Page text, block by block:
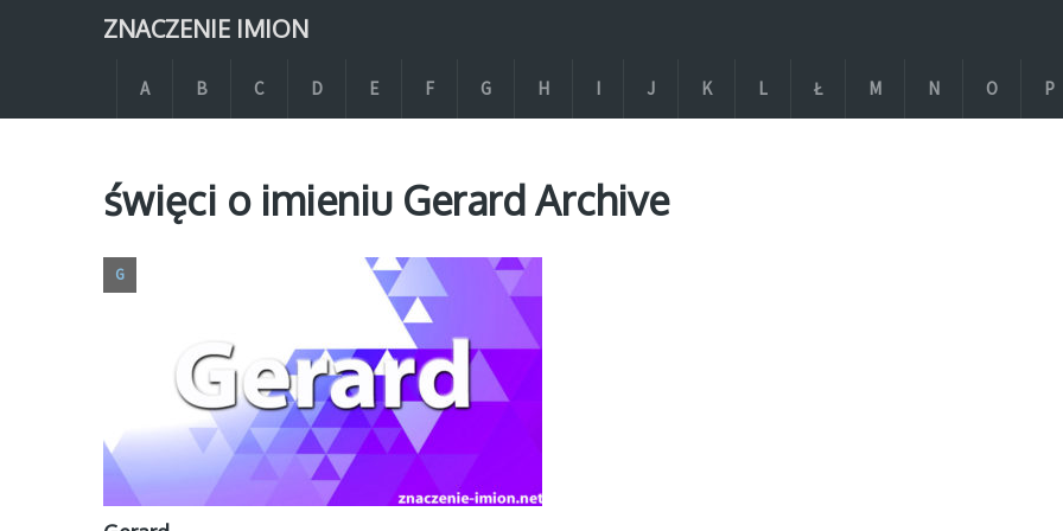
ZNACZENIE IMION
A B C D E F G H I J K L Ł M N O P
święci o imieniu Gerard Archive
G